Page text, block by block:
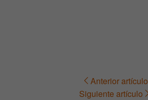
Navegación Anterior artículo
Siguiente artículo